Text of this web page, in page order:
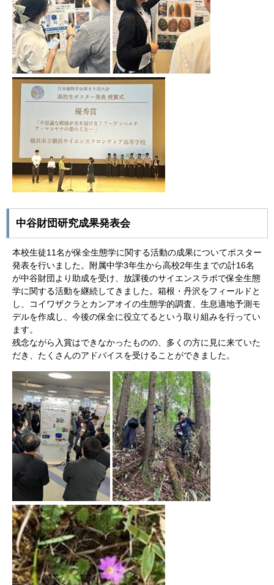
中谷財団研究成果発表会
本校生徒11名が保全生態学に関する活動の成果についてポスター
発表を行いました。附属中学3年生から高校2年生までの計16名
が中谷財団より助成を受け、放課後のサイエンスラボで保全生態
学に関する活動を継続してきました。箱根・丹沢をフィールドと
し、コイワザクラとカンアオイの生態学的調査、生息適地予測モ
デルを作成し、今後の保全に役立てるという取り組みを行ってい
ます。
残念ながら入賞はできなかったものの、多くの方に見に来ていた
だき、たくさんのアドバイスを受けることが​できました。